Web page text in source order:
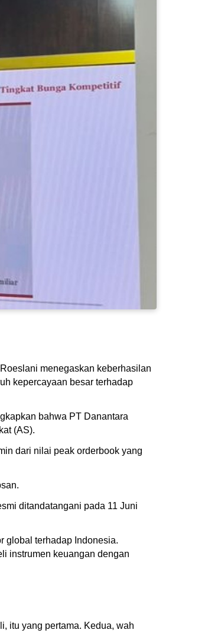
menegaskan keberhasilan
kepercayaan besar terhadap
bahwa PT Danantara
(AS).
dari nilai peak orderbook yang
ditandatangani pada 11 Juni
global terhadap Indonesia.
instrumen keuangan dengan
itu yang pertama. Kedua, wah